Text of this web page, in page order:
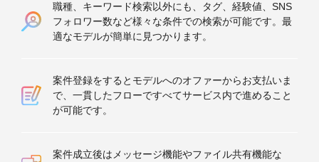
職種、キーワード検索以外にも、タグ、経験値、SNS
フォロワー数など様々な条件での検索が可能です。最
適なモデルが簡単に見つかります。
案件登録をするとモデルへのオファーからお支払いま
で、一貫したフローですべてサービス内で進めること
が可能です。
案件成立後はメッセージ機能やファイル共有機能な